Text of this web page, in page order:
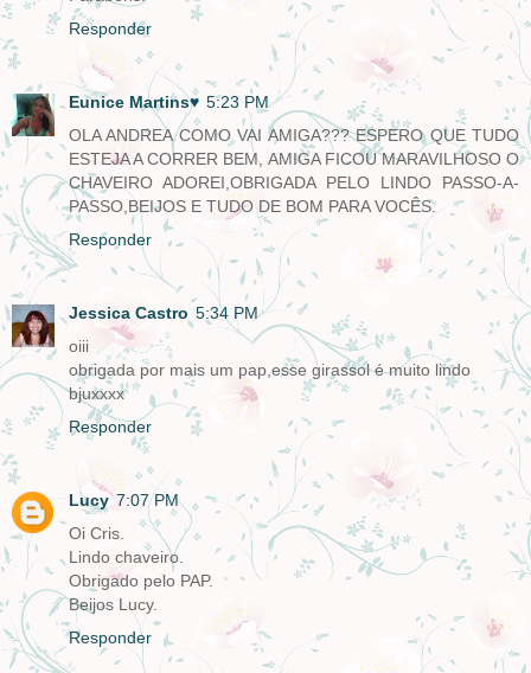
Responder
Eunice Martins♥ 5:23 PM
OLA ANDREA COMO VAI AMIGA??? ESPERO QUE TUDO
ESTEJA A CORRER BEM, AMIGA FICOU MARAVILHOSO O
CHAVEIRO ADOREI,OBRIGADA PELO LINDO PASSO-A-
PASSO,BEIJOS E TUDO DE BOM PARA VOCÊS.
Responder
Jessica Castro 5:34 PM
oiii
obrigada por mais um pap,esse girassol é muito lindo
bjuxxxx
Responder
Lucy 7:07 PM
Oi Cris.
Lindo chaveiro.
Obrigado pelo PAP.
Beijos Lucy.
Responder